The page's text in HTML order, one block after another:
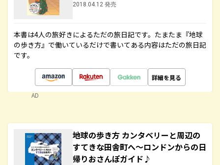
2018.04.12 発売
本書は4人の旅好きによるただの旅日記です。たまたま『地球
の歩き方』で働いているだけで書いてある内容はただの旅日記
です。
詳細を見る
AD
地球の歩き方 カンタベリーと周辺の
すてきな田舎町へ～ロンドンからの日
帰りおさんぽガイド♪